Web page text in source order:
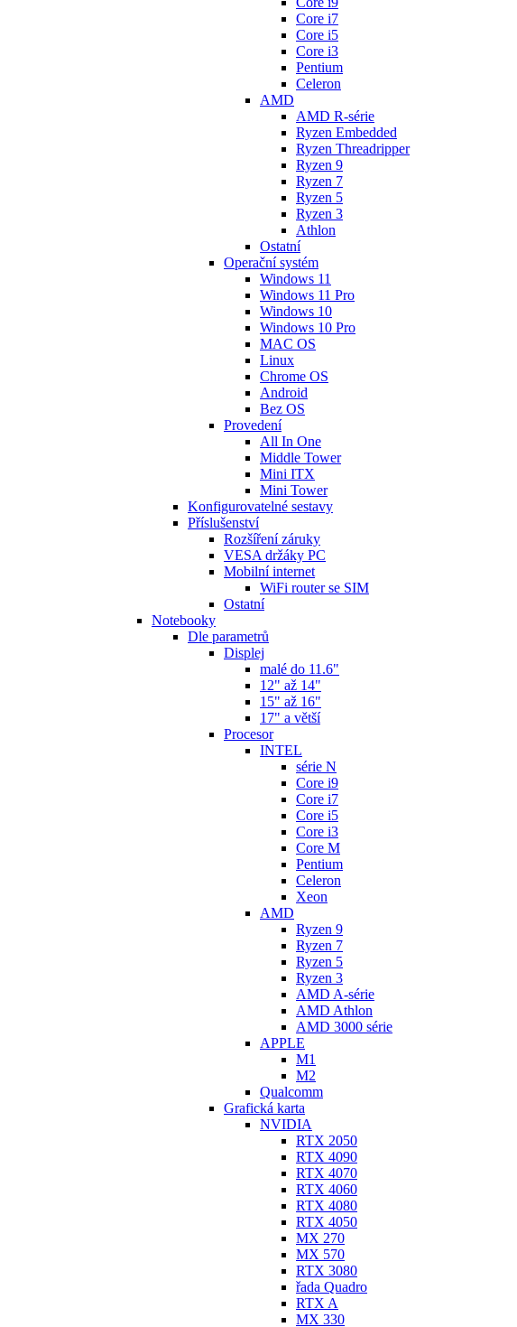
Core i7
Core i5
Core i3
Pentium
Celeron
AMD
AMD R-série
Ryzen Embedded
Ryzen Threadripper
Ryzen 9
Ryzen 7
Ryzen 5
Ryzen 3
Athlon
Ostatní
Operační systém
Windows 11
Windows 11 Pro
Windows 10
Windows 10 Pro
MAC OS
Linux
Chrome OS
Android
Bez OS
Provedení
All In One
Middle Tower
Mini ITX
Mini Tower
Konfigurovatelné sestavy
Příslušenství
Rozšíření záruky
VESA držáky PC
Mobilní internet
WiFi router se SIM
Ostatní
Notebooky
Dle parametrů
Displej
malé do 11.6"
12" až 14"
15" až 16"
17" a větší
Procesor
INTEL
série N
Core i9
Core i7
Core i5
Core i3
Core M
Pentium
Celeron
Xeon
AMD
Ryzen 9
Ryzen 7
Ryzen 5
Ryzen 3
AMD A-série
AMD Athlon
AMD 3000 série
APPLE
M1
M2
Qualcomm
Grafická karta
NVIDIA
RTX 2050
RTX 4090
RTX 4070
RTX 4060
RTX 4080
RTX 4050
MX 270
MX 570
RTX 3080
řada Quadro
RTX A
MX 330